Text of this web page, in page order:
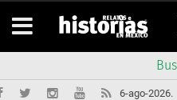
6-ago-2026.